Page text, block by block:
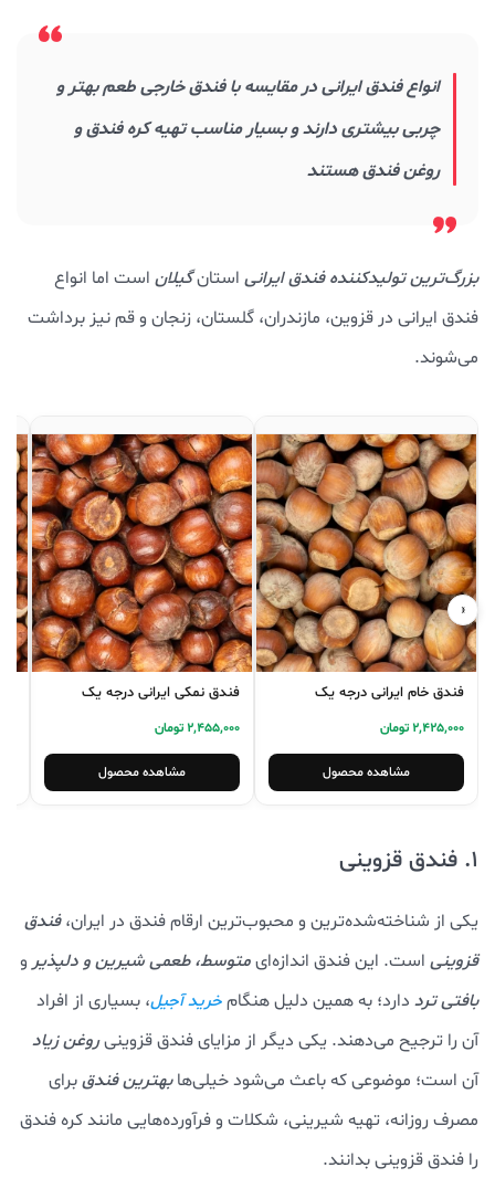
انواع فندق ایرانی در مقایسه با فندق خارجی طعم بهتر و
چربی بیشتری دارند و بسیار مناسب تهیه کره فندق و
روغن فندق هستند
بزرگ‌ترین تولیدکننده فندق ایرانی استانگیلان است اما انواع
فندق ایرانی در قزوین، مازندران، گلستان، زنجان و قم نیز برداشت
می‌شوند.
فندق خام ایرانی درجه یک
2,425,000 تومان
مشاهده محصول
فندق نمکی ایرانی درجه یک
2,455,000 تومان
مشاهده محصول
‹›
1. فندق قزوینی
یکی از شناخته‌شده‌ترین و محبوب‌ترین ارقام فندق در ایران،فندق
قزوینی است. این فندق اندازه‌ایمتوسط، طعمی شیرین و دلپذیر و
بافتی ترد دارد؛ به همین دلیل هنگامخرید آجیل، بسیاری از افراد
آن را ترجیح می‌دهند. یکی دیگر از مزایای فندق قزوینیروغن زیاد
آن است؛ موضوعی که باعث می‌شود خیلی‌هابهترین فندقبرای
مصرف روزانه، تهیه شیرینی، شکلات و فرآورده‌هایی مانند کره فندق
را فندق قزوینی بدانند.